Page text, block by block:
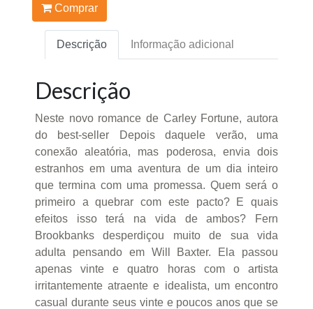
Comprar
Descrição Informação adicional
Descrição
Neste novo romance de Carley Fortune, autora
do best-seller Depois daquele verão, uma
conexão aleatória, mas poderosa, envia dois
estranhos em uma aventura de um dia inteiro
que termina com uma promessa. Quem será o
primeiro a quebrar com este pacto? E quais
efeitos isso terá na vida de ambos? Fern
Brookbanks desperdiçou muito de sua vida
adulta pensando em Will Baxter. Ela passou
apenas vinte e quatro horas com o artista
irritantemente atraente e idealista, um encontro
casual durante seus vinte e poucos anos que se